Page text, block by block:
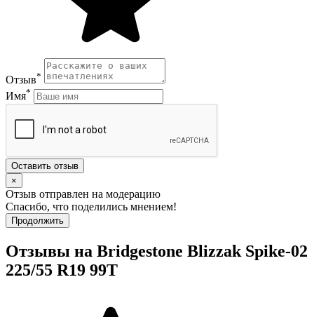
Отзыв*
Имя*
Оставить отзыв
×
Отзыв отправлен на модерацию
Спасибо, что поделились мнением!
Продолжить
Отзывы на Bridgestone Blizzak Spike-02
225/55 R19 99T